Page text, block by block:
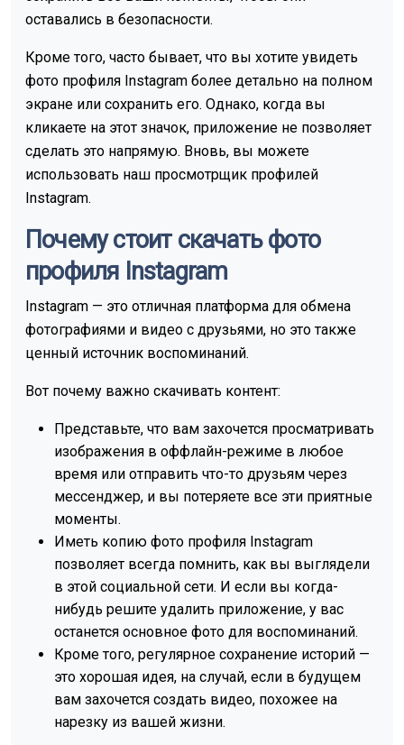
оставались в безопасности.
Кроме того, часто бывает, что вы хотите увидеть
фото профиля Instagram более детально на полном
экране или сохранить его. Однако, когда вы
кликаете на этот значок, приложение не позволяет
сделать это напрямую. Вновь, вы можете
использовать наш просмотрщик профилей
Instagram.
Почему стоит скачать фото
профиля Instagram
Instagram — это отличная платформа для обмена
фотографиями и видео с друзьями, но это также
ценный источник воспоминаний.
Вот почему важно скачивать контент:
Представьте, что вам захочется просматривать
изображения в оффлайн-режиме в любое
время или отправить что-то друзьям через
мессенджер, и вы потеряете все эти приятные
моменты.
Иметь копию фото профиля Instagram
позволяет всегда помнить, как вы выглядели
в этой социальной сети. И если вы когда-
нибудь решите удалить приложение, у вас
останется основное фото для воспоминаний.
Кроме того, регулярное сохранение историй —
это хорошая идея, на случай, если в будущем
вам захочется создать видео, похожее на
нарезку из вашей жизни.